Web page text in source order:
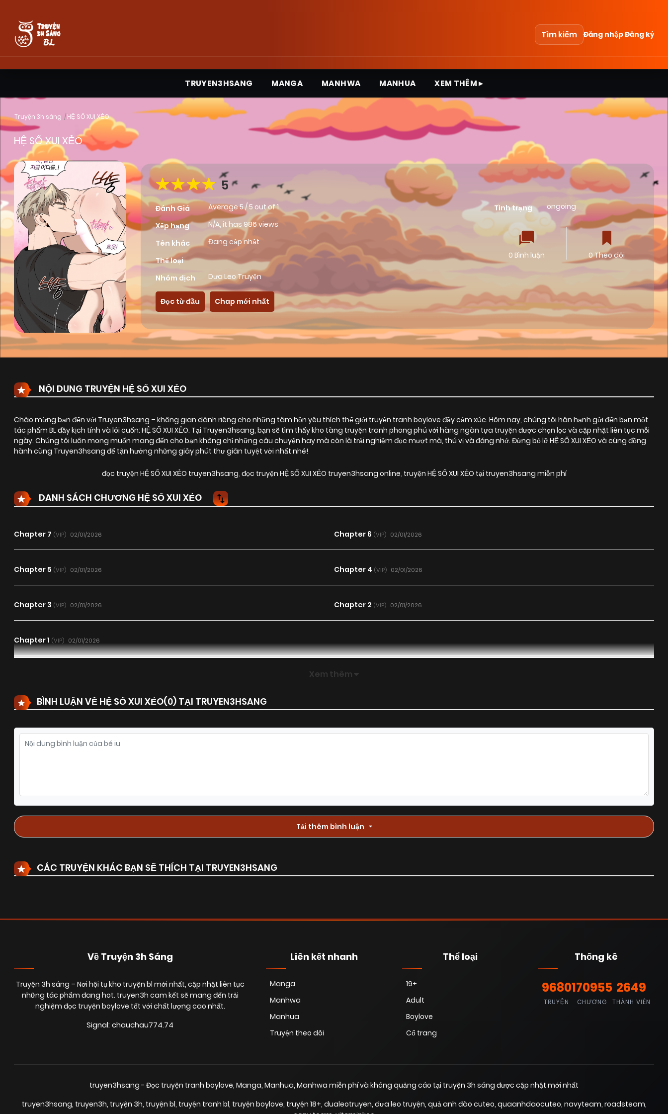
Tìm kiếm Đăng nhậpĐăng ký
TRUYEN3HSANG MANGA MANHWA MANHUA XEM THÊM ▸
Truyện 3h sáng HỆ SỐ XUI XẺO
HỆ SỐ XUI XẺO
5
Đánh Giá Average5/5 out of1
Xếp hạng
N/A, it has 986 views
Tên khác
Đang cập nhật
Thể loại
Nhóm dịch
Dưa Leo Truyện
Tình trạng ongoing
0 Bình luận 0 Theo dõi
Đọc từ đầu Chap mới nhất
NỘI DUNG TRUYỆN HỆ SỐ XUI XẺO
Chào mừng bạn đến với Truyen3hsang – không gian dành riêng cho những tâm hồn yêu thích thế giới truyện tranh boylove đầy cảm xúc. Hôm nay, chúng tôi hân hạnh gửi đến bạn một
tác phẩm BL đầy kịch tính và lôi cuốn: HỆ SỐ XUI XẺO. Tại Truyen3hsang, bạn sẽ tìm thấy kho tàng truyện tranh phong phú với hàng ngàn tựa truyện được chọn lọc và cập nhật liên tục mỗi
ngày. Chúng tôi luôn mong muốn mang đến cho bạn không chỉ những câu chuyện hay mà còn là trải nghiệm đọc mượt mà, thú vị và đáng nhớ. Đừng bỏ lỡ HỆ SỐ XUI XẺO và cùng đồng
hành cùng Truyen3hsang để tận hưởng những giây phút thư giãn tuyệt vời nhất nhé!
đọc truyện HỆ SỐ XUI XẺO truyen3hsang, đọc truyện HỆ SỐ XUI XẺO truyen3hsang online, truyện HỆ SỐ XUI XẺO tại truyen3hsang miễn phí
DANH SÁCH CHƯƠNG HỆ SỐ XUI XẺO
Chapter 7 (VIP) 02/01/2026 Chapter 6 (VIP) 02/01/2026
Chapter 5 (VIP) 02/01/2026 Chapter 4 (VIP) 02/01/2026
Chapter 3 (VIP) 02/01/2026 Chapter 2 (VIP) 02/01/2026
Chapter 1 (VIP) 02/01/2026
Xem thêm
BÌNH LUẬN VỀ HỆ SỐ XUI XẺO(0) TẠI TRUYEN3HSANG
Tải thêm bình luận
CÁC TRUYỆN KHÁC BẠN SẼ THÍCH TẠI TRUYEN3HSANG
Về Truyện 3h Sáng
Truyện 3h sáng – Nơi hội tụ kho truyện bl mới nhất, cập nhật liên tục
những tác phẩm đang hot. truyen3h cam kết sẽ mang đến trải
nghiệm đọc truyện boylove tốt với chất lượng cao nhất.
Signal: chauchau774.74
Liên kết nhanh
Manga
Manhwa
Manhua
Truyện theo dõi
Thể loại
19+
Adult
Boylove
Cổ trang
Thống kê
9680
TRUYỆN
170955
CHƯƠNG
2649
THÀNH VIÊN
truyen3hsang - Đọc truyện tranh boylove, Manga, Manhua, Manhwa miễn phí và không quảng cáo tại truyện 3h sáng được cập nhật mới nhất
truyen3hsang, truyen3h, truyện 3h, truyện bl, truyện tranh bl, truyện boylove, truyện 18+, dualeotruyen, dưa leo truyện, quả anh đào cuteo, quaanhdaocuteo, navyteam, roadsteam,